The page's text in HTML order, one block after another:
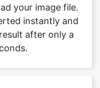
format